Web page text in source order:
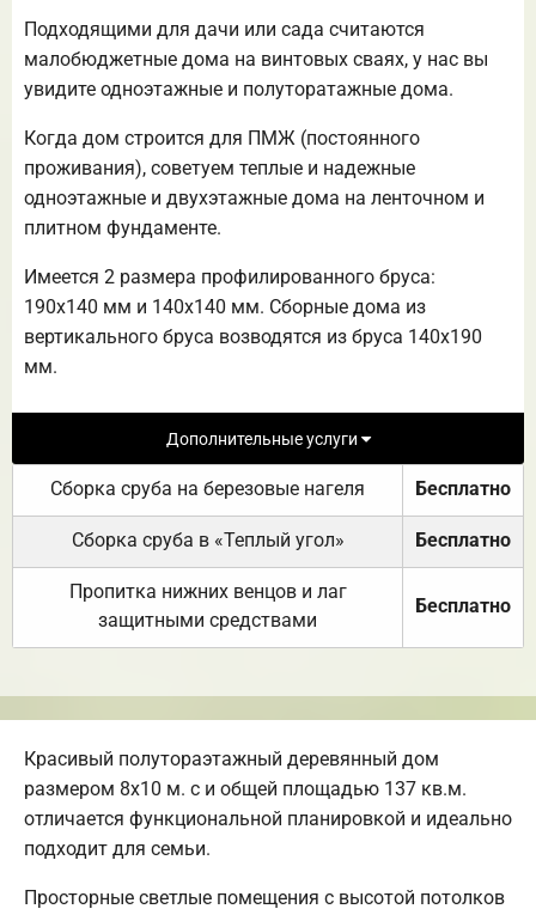
Подходящими для дачи или сада считаются
малобюджетные дома на винтовых сваях, у нас вы
увидите одноэтажные и полуторатажные дома.
Когда дом строится для ПМЖ (постоянного
проживания), советуем теплые и надежные
одноэтажные и двухэтажные дома на ленточном и
плитном фундаменте.
Имеется 2 размера профилированного бруса:
190х140 мм и 140х140 мм. Сборные дома из
вертикального бруса возводятся из бруса 140х190
мм.
Дополнительные услуги
Сборка сруба на березовые нагеля Бесплатно
Сборка сруба в «Теплый угол» Бесплатно
Пропитка нижних венцов и лаг
защитными средствами
Бесплатно
Красивый полутораэтажный деревянный дом
размером 8х10 м. с и общей площадью 137 кв.м.
отличается функциональной планировкой и идеально
подходит для семьи.
Просторные светлые помещения с высотой потолков